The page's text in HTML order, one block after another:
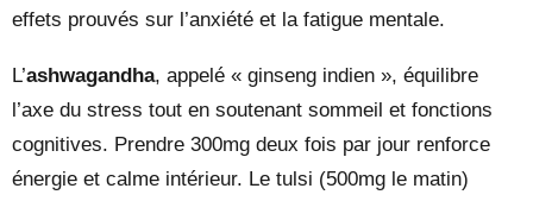
effets prouvés sur l’anxiété et la fatigue mentale.
L’ashwagandha, appelé « ginseng indien », équilibre
l’axe du stress tout en soutenant sommeil et fonctions
cognitives. Prendre 300mg deux fois par jour renforce
énergie et calme intérieur. Le tulsi (500mg le matin)